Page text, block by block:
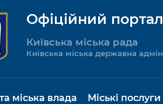
Офіційний
Київська міська рада
Київська міська державна
міська влада Міські послуги